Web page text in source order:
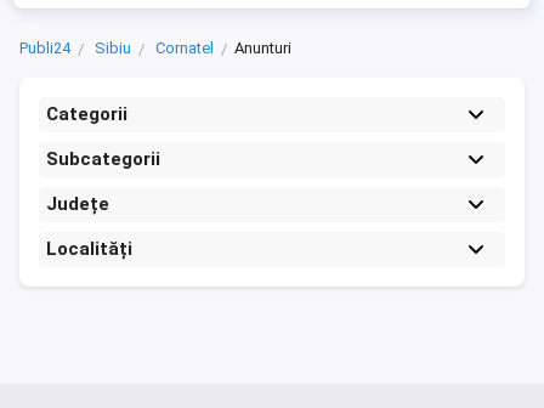
Publi24 Sibiu Cornatel Anunturi
Categorii
Subcategorii
Județe
Localități